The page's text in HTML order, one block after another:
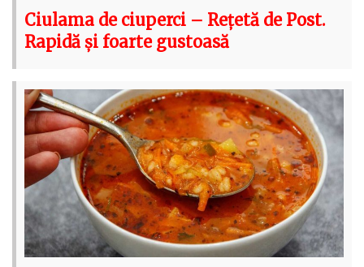
Ciulama de ciuperci – Rețetă de Post.
Rapidă și foarte gustoasă